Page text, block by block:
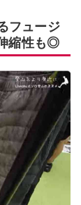
フュージ
縮性も◎